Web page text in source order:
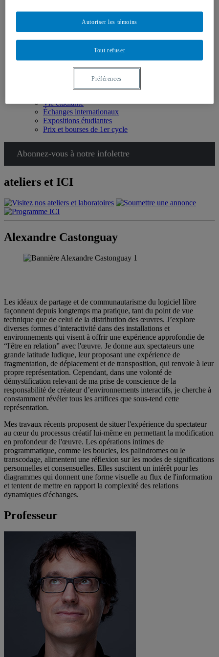
Baccalauréats
Portail étudiant
Soutien financier
Vie étudiante
Échanges internationaux
Expositions étudiantes
Prix et bourses de 1er cycle
Abonnez-vous à notre infolettre
ateliers et ICI
Alexandre Castonguay
Les idéaux de partage et de communautarisme du logiciel libre
façonnent depuis longtemps ma pratique, tant du point de vue
technique que de celui de la distribution des œuvres. J’explore
diverses formes d’interactivité dans des installations et
environnements qui visent à offrir une expérience approfondie de
“l'être en relation” avec l'œuvre. Je donne aux spectateurs une
grande latitude ludique, leur proposant une expérience de
fragmentation, de déplacement et de transposition, qui renvoie à leur
propre représentation. Cependant, dans une volonté de
démystification relevant de ma prise de conscience de la
responsabilité de créateur d’environnements interactifs, je cherche à
constamment révéler tous les artifices que sous-tend cette
représentation.
Mes travaux récents proposent de situer l'expérience du spectateur
au cœur du processus créatif lui-même en permettant la modification
en profondeur de l'œuvre. Les opérations intimes de
programmatique, comme les boucles, les palindromes ou le
transcodage, alimentent une réflexion sur les modes de significations
personnelles et consensuelles. Elles suscitent un intérêt pour les
diagrammes qui donnent une forme visuelle au flux de l'information
et tentent de mettre en rapport la complexité des relations
dynamiques d'échanges.
Professeur
Tout refuser
Autoriser les témoins
Préférences